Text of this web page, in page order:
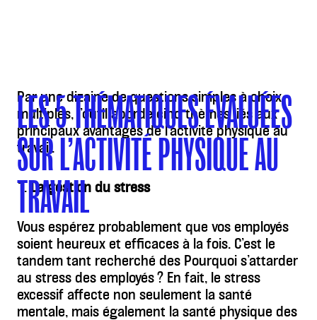
LES 5 THÉMATIQUES ÉVALUÉES
SUR L’ACTIVITÉ PHYSIQUE AU
TRAVAIL
Par une dizaine de questions simples à choix
multiples, l’outil aborde cinq thèmes liés aux
principaux avantages de l’activité physique au
travail.
1. La gestion du stress
Vous espérez probablement que vos employés
soient heureux et efficaces à la fois. C’est le
tandem tant recherché des Pourquoi s’attarder
au stress des employés ? En fait, le stress
excessif affecte non seulement la santé
mentale, mais également la santé physique des